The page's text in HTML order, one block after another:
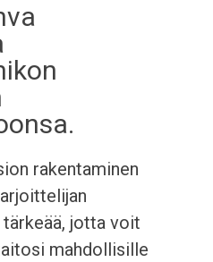
rakentaminen
jotta voit
mahdollisille